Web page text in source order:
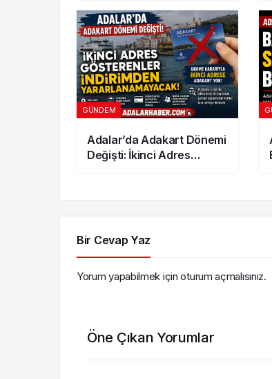
GÜNDEM
Adalar’da Adakart Dönemi
Değişti: İkinci Adres
Bir Cevap Yaz
Yorum yapabilmek içinoturum açmalısınız.
Öne Çıkan Yorumlar